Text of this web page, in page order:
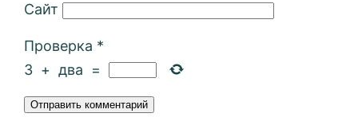
Сайт
Проверка *
3 + два =